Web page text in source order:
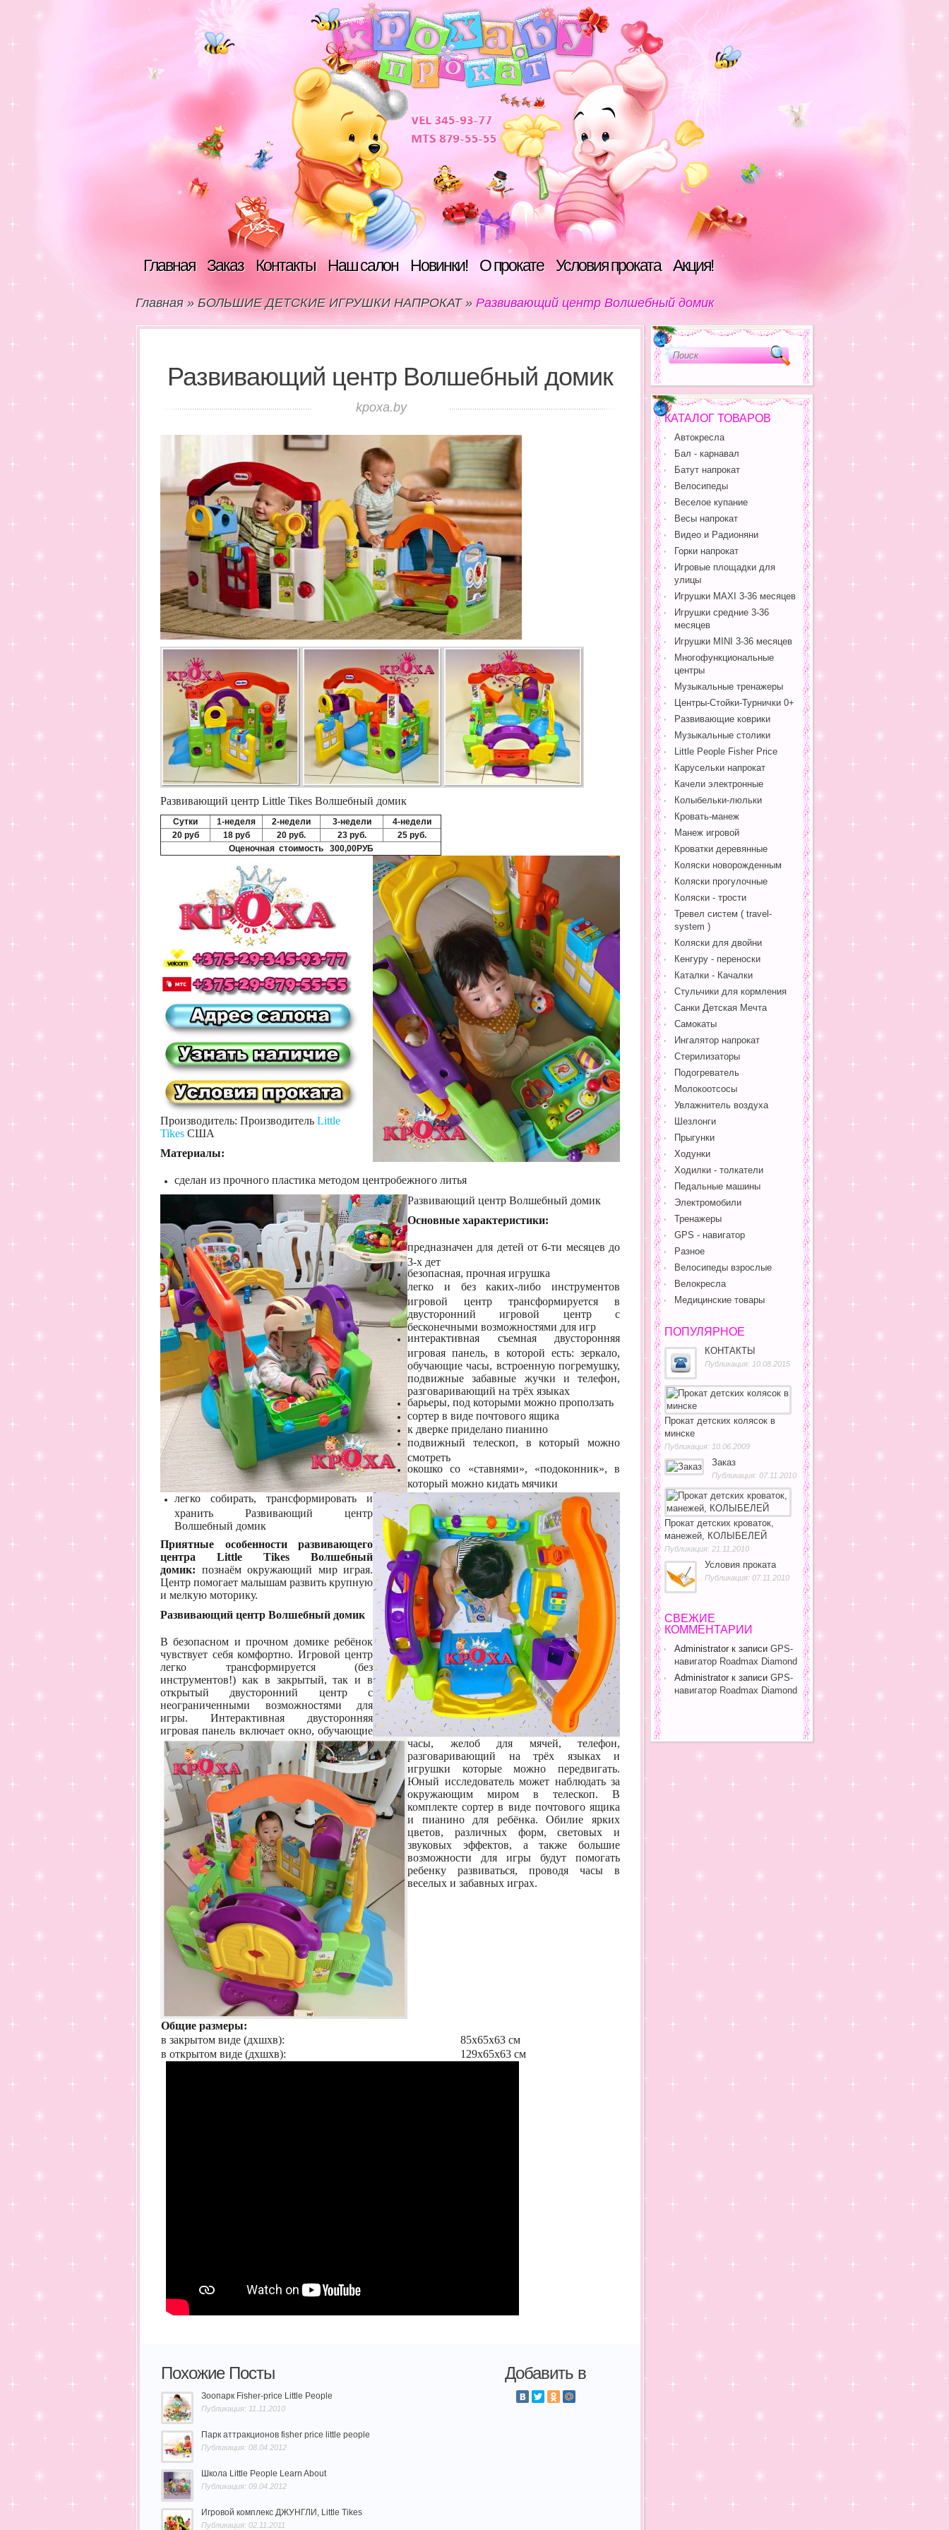
Главная Заказ Контакты Наш салон Новинки! О прокате Условия проката Акция!
Главная » БОЛЬШИЕ ДЕТСКИЕ ИГРУШКИ НАПРОКАТ » Развивающий центр Волшебный домик
Развивающий центр Волшебный домик
kpoxa.by
Развивающий центр Little Tikes Волшебный домик
Сутки 1-неделя 2-недели 3-недели
4-недели
20 руб
18 руб 20 руб. 23 руб.
25 руб.
Оценочная стоимость 300,00РУБ
Производитель: Производитель Little
Tikes США
Материалы:
сделан из прочного пластика методом центробежного литья
Развивающий центр Волшебный домик
Основные характеристики:
предназначен для детей от 6-ти месяцев до
3-х дет
безопасная, прочная игрушка
легко и без каких-либо инструментов
игровой центр трансформируется в
двусторонний игровой центр с
бесконечными возможностями для игр
интерактивная съемная двусторонняя
игровая панель, в которой есть: зеркало,
обучающие часы, встроенную погремушку,
подвижные забавные жучки и телефон,
разговаривающий на трёх языках
барьеры, под которыми можно проползать
сортер в виде почтового ящика
к дверке приделано пианино
подвижный телескоп, в который можно
смотреть
окошко со «ставнями», «подоконник», в
который можно кидать мячики
легко собирать, трансформировать и
хранить Развивающий центр
Волшебный домик
Приятные особенности развивающего
центра Little Tikes Волшебный
домик: познаём окружающий мир играя.
Центр помогает малышам развить крупную
и мелкую моторику.
Развивающий центр Волшебный домик
В безопасном и прочном домике ребёнок
чувствует себя комфортно. Игровой центр
легко трансформируется (без
инструментов!) как в закрытый, так и в
открытый двусторонний центр с
неограниченными возможностями для
игры. Интерактивная двусторонняя
игровая панель включает окно, обучающие
часы, желоб для мячей, телефон,
разговаривающий на трёх языках и
игрушки которые можно передвигать.
Юный исследователь может наблюдать за
окружающим миром в телескоп. В
комплекте сортер в виде почтового ящика
и пианино для ребёнка. Обилие ярких
цветов, различных форм, световых и
звуковых эффектов, а также большие
возможности для игры будут помогать
ребенку развиваться, проводя часы в
веселых и забавных играх.
Общие размеры:
в закрытом виде (дхшхв):
85х65х63 см
в открытом виде (дхшхв):
129х65х63 см
Похожие Посты
Зоопарк Fisher-price Little People
Публикация: 11.11.2010
Парк аттракционов fisher price little people
Публикация: 08.04.2012
Школа Little People Learn About
Публикация: 09.04.2012
Игровой комплекс ДЖУНГЛИ, Little Tikes
Публикация: 02.11.2011
Добавить в
КАТАЛОГ ТОВАРОВ
Автокресла
Бал - карнавал
Батут напрокат
Велосипеды
Веселое купание
Весы напрокат
Видео и Радионяни
Горки напрокат
Игровые площадки для
улицы
Игрушки MAXI 3-36 месяцев
Игрушки средние 3-36
месяцев
Игрушки MINI 3-36 месяцев
Многофункциональные
центры
Музыкальные тренажеры
Центры-Стойки-Турнички 0+
Развивающие коврики
Музыкальные столики
Little People Fisher Price
Карусельки напрокат
Качели электронные
Колыбельки-люльки
Кровать-манеж
Манеж игровой
Кроватки деревянные
Коляски новорожденным
Коляски прогулочные
Коляски - трости
Тревел систем ( travel-
system )
Коляски для двойни
Кенгуру - переноски
Каталки - Качалки
Стульчики для кормления
Санки Детская Мечта
Самокаты
Ингалятор напрокат
Стерилизаторы
Подогреватель
Молокоотсосы
Увлажнитель воздуха
Шезлонги
Прыгунки
Ходунки
Ходилки - толкатели
Педальные машины
Электромобили
Тренажеры
GPS - навигатор
Разное
Велосипеды взрослые
Велокресла
Медицинские товары
ПОПУЛЯРНОЕ
КОНТАКТЫ
Публикация: 10.08.2015
Прокат детских колясок в
минске
Публикация: 10.06.2009
Заказ
Публикация: 07.11.2010
Прокат детских кроваток,
манежей, КОЛЫБЕЛЕЙ
Публикация: 21.11.2010
Условия проката
Публикация: 07.11.2010
СВЕЖИЕ
КОММЕНТАРИИ
Administrator к записи GPS-
навигатор Roadmax Diamond
Administrator к записи GPS-
навигатор Roadmax Diamond